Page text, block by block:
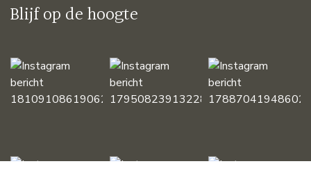
Blijf op de hoogte